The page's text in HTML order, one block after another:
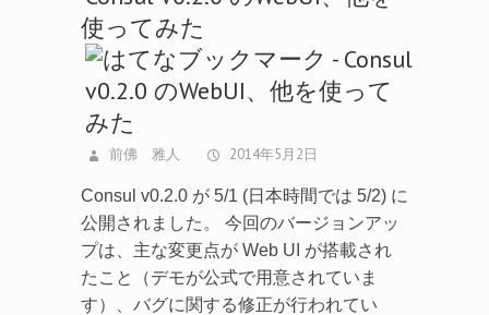
使ってみた
前佛 雅人 2014年5月2日
Consul v0.2.0 が 5/1 (日本時間では 5/2) に
公開されました。 今回のバージョンアッ
プは、主な変更点が Web UI が搭載され
たこと（デモが公式で用意されていま
す）、バグに関する修正が行われてい